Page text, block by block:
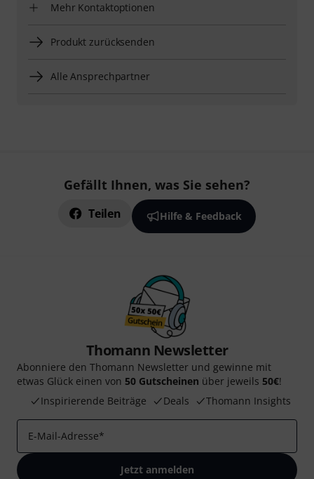
Mehr Kontaktoptionen
Produkt zurücksenden
Alle Ansprechpartner
Gefällt Ihnen, was Sie sehen?
Teilen Hilfe & Feedback
Thomann Newsletter
Abonniere den Thomann Newsletter und gewinne mit
etwas Glück einen von 50 Gutscheinen über jeweils 50€!
Inspirierende Beiträge
Deals Thomann Insights
E-Mail-Adresse*
Jetzt anmelden